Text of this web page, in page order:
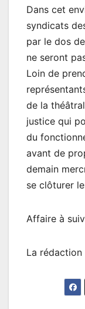
Dans cet
syndicats
par le dos
ne seront
Loin de
de la
justice qui
du
avant de
demain
se clôturer
Affaire à
La rédaction